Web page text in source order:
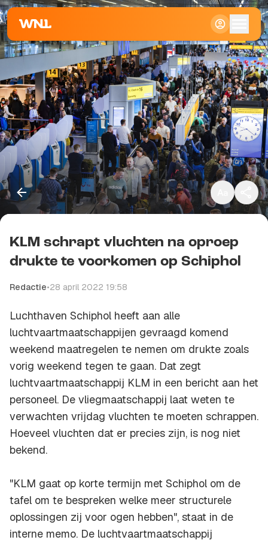
Klein
Standaard
Groot
Kopieer link
KLM schrapt vluchten na oproep
drukte te voorkomen op Schiphol
Redactie•28 april 2022 19:58
Luchthaven Schiphol heeft aan alle
luchtvaartmaatschappijen gevraagd komend
weekend maatregelen te nemen om drukte zoals
vorig weekend tegen te gaan. Dat zegt
luchtvaartmaatschappij KLM in een bericht aan het
personeel. De vliegmaatschappij laat weten te
verwachten vrijdag vluchten te moeten schrappen.
Hoeveel vluchten dat er precies zijn, is nog niet
bekend.
"KLM gaat op korte termijn met Schiphol om de
tafel om te bespreken welke meer structurele
oplossingen zij voor ogen hebben", staat in de
interne memo. De luchtvaartmaatschappij